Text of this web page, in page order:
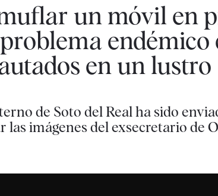
un móvil en
endémico
en un lustro
de Soto del Real ha sido
las imágenes del exsecretario de